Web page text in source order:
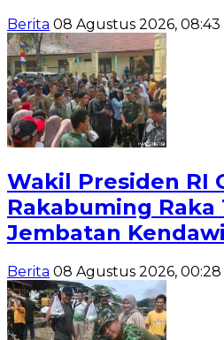
Berita 08 Agustus 2026, 08:43
Wakil Presiden RI
Rakabuming Raka
Jembatan Kendawi
Berita 08 Agustus 2026, 00:28